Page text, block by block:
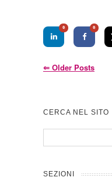
0 0
⇐ Older Posts
CERCA NEL SITO
SEZIONI